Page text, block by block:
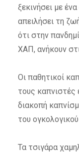
ξεκινήσει με
απειλήσει τη
ότι στην
ΧΑΠ, ανήκουν
Οι παθητικοί
τους καπνιστές
διακοπή
του
Τα τσιγάρα